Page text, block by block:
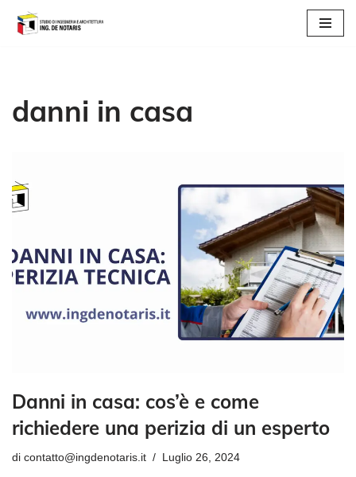
danni in casa
Danni in casa: cos’è e come
richiedere una perizia di un esperto
di contatto@ingdenotaris.it Luglio 26, 2024